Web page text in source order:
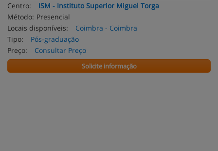
Centro:
ISM - Instituto Superior Miguel Torga
Método: Presencial
Locais disponíveis:
Coimbra - Coimbra
Tipo:
Pós-graduação
Preço:
Consultar Preço
Solicite informação